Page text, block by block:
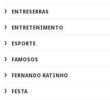
ENTRESERRAS
ENTRETENIMENTO
ESPORTE
FAMOSOS
FERNANDO RATINHO
FESTA